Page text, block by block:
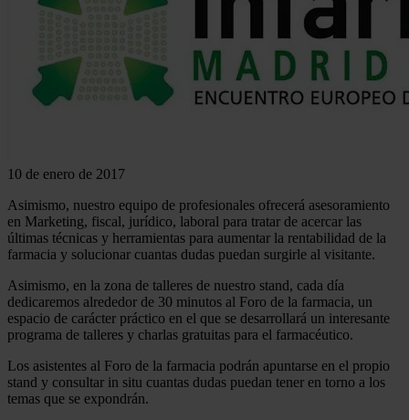
10 de enero de 2017
Asimismo, nuestro equipo de profesionales ofrecerá asesoramiento
en Marketing, fiscal, jurídico, laboral para tratar de acercar las
últimas técnicas y herramientas para aumentar la rentabilidad de la
farmacia y solucionar cuantas dudas puedan surgirle al visitante.
Asimismo, en la zona de talleres de nuestro stand, cada día
dedicaremos alrededor de 30 minutos al Foro de la farmacia, un
espacio de carácter práctico en el que se desarrollará un interesante
programa de talleres y charlas gratuitas para el farmacéutico.
Los asistentes al Foro de la farmacia podrán apuntarse en el propio
stand y consultar in situ cuantas dudas puedan tener en torno a los
temas que se expondrán.